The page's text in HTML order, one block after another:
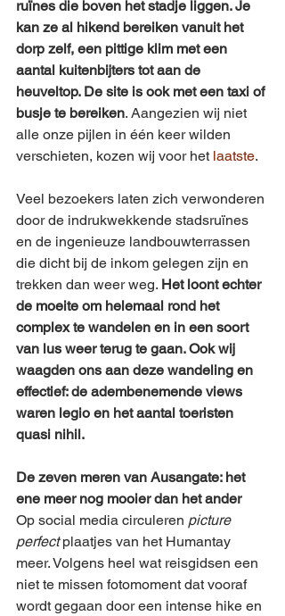
ruïnes die boven het stadje liggen. Je
kan ze al hikend bereiken vanuit het
dorp zelf, een pittige klim met een
aantal kuitenbijters tot aan de
heuveltop. De site is ook met een taxi of
busje te bereiken. Aangezien wij niet
alle onze pijlen in één keer wilden
verschieten, kozen wij voor het laatste.
Veel bezoekers laten zich verwonderen
door de indrukwekkende stadsruïnes
en de ingenieuze landbouwterrassen
die dicht bij de inkom gelegen zijn en
trekken dan weer weg. Het loont echter
de moeite om helemaal rond het
complex te wandelen en in een soort
van lus weer terug te gaan. Ook wij
waagden ons aan deze wandeling en
effectief: de adembenemende views
waren legio en het aantal toeristen
quasi nihil.
De zeven meren van Ausangate: het
ene meer nog mooier dan het ander
Op social media circuleren picture
perfect plaatjes van het Humantay
meer. Volgens heel wat reisgidsen een
niet te missen fotomoment dat vooraf
wordt gegaan door een intense hike en